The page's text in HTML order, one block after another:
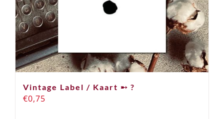
Vintage Label / Kaart ➸ ?
€0,75